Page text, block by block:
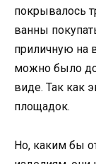
покрывалось
ванны
приличную на
можно было
виде. Так как
площадок.
Но, каким бы